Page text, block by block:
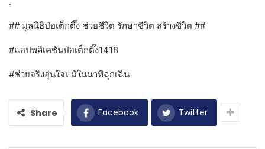
## มูลนิธิป่อเต็กตึ๊ง ช่วยชีวิต รักษาชีวิต สร้างชีวิต ##
#แอปพลิเคชันป่อเต็กตึ๊ง1418
#ช่วยจริงอุ่นใจแม้ในนาทีฉุกเฉิน
Share Facebook Twitter